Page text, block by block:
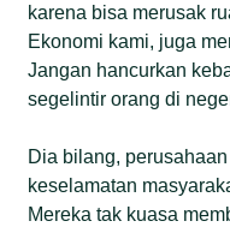
karena bisa merusak
Ekonomi kami, juga
Jangan hancurkan
segelintir orang di
Dia bilang,
keselamatan
Mereka tak kuasa